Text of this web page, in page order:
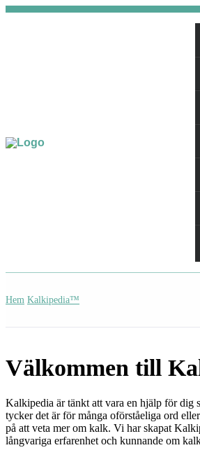
Hem Kalkipedia™
Välkommen till
Kalkipedia är tänkt att vara en hjälp för dig
tycker det är för många oförståeliga ord
på att veta mer om kalk. Vi har skapat
långvariga erfarenhet och kunnande om